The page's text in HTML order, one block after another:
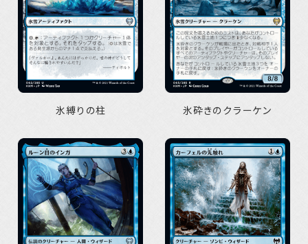
氷縛りの柱 氷砕きのクラーケン